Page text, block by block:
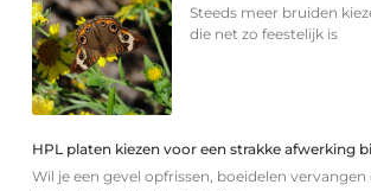
Steeds meer bruiden
die net zo feestelijk is
HPL platen kiezen voor een strakke afwerking
Wil je een gevel opfrissen, boeidelen vervangen